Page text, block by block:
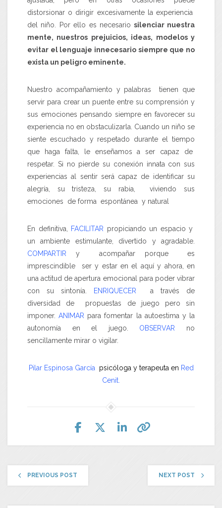
distorsionar o dirigir excesivamente la experiencia
del niño. Por ello es necesario silenciar nuestra
mente, nuestros prejuicios, ideas, modelos y
evitar el lenguaje innecesario siempre que no
exista un peligro eminente.
Nuestro acompañamiento y palabras tienen que
servir para crear un puente entre su comprensión y
sus emociones pensando siempre en favorecer su
experiencia no en obstaculizarla. Cuando un niño se
siente escuchado y respetado durante el tiempo
que haga falta, le enseñamos a ser capaz de
respetar. Si no pierde su conexión innata con sus
experiencias al sentir será capaz de identificar su
alegría, su tristeza, su rabia, viviendo sus
emociones de forma espontánea y natural
En definitiva, FACILITAR propiciando un espacio y
un ambiente estimulante, divertido y agradable.
COMPARTIR y acompañar porque es
imprescindible ser y estar en el aquí y ahora, en
una actitud de apertura emocional para poder vibrar
con su sintonía.
ENRIQUECER a través de
diversidad de propuestas de juego pero sin
imponer. ANIMAR para fomentar la autoestima y la
autonomía en el juego. OBSERVAR no
sencillamente mirar o vigilar.
Pilar Espinosa García psicóloga y terapeuta en Red
Cenit.
PREVIOUS POST NEXT POST